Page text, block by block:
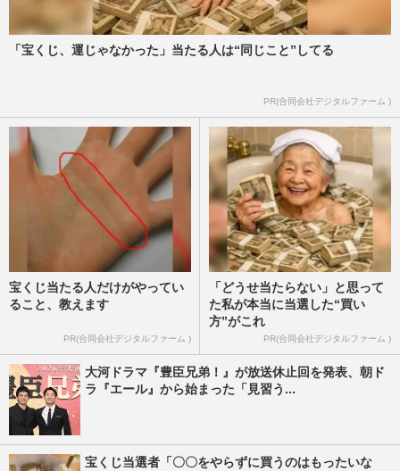
ーライブ〉に上田竜也、中丸雄一も参加！
MCで披露した「性欲」モンス…
週刊女性2026年7月28日・8月4日号 2026/7/14
KAT-TUNラストライブに元メンバー・赤
た“伝説のシンメ”復活ステ…
週刊女性2025年12月2日・9日号 2025/11/18
「宝くじ、運じゃなかった」当たる人は“同じこと”してる
PR(合同会社デジタルファーム )
宝くじ当たる人だけがやってい
ること、教えます
PR(合同会社デジタルファーム )
「どうせ当たらない」と思って
た私が本当に当選した“買い
方”がこれ
PR(合同会社デジタルファーム )
大河ドラマ『豊臣兄弟！』が放送休止回を発表、朝ド
ラ『エール』から始まった「見習う...
宝くじ当選者「〇〇をやらずに買うのはもったいな